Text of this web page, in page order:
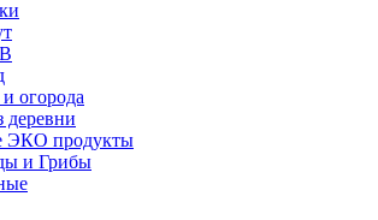
огорода
деревни
ЭКО продукты
и Грибы